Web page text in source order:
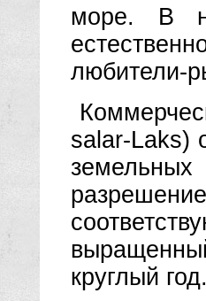
море. В
любители-
salar-Laks)
круглый